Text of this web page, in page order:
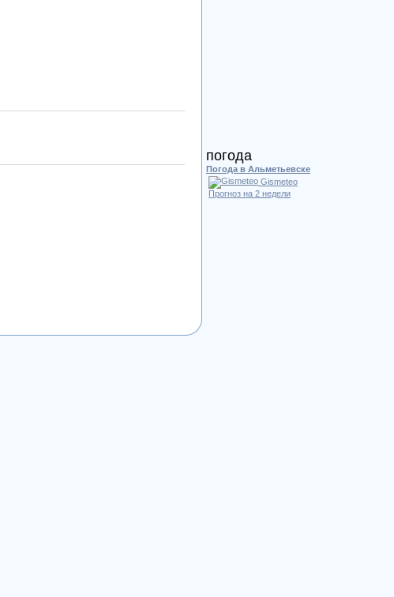
погода
Погода в Альметьевске
Gismeteo
Прогноз на 2 недели